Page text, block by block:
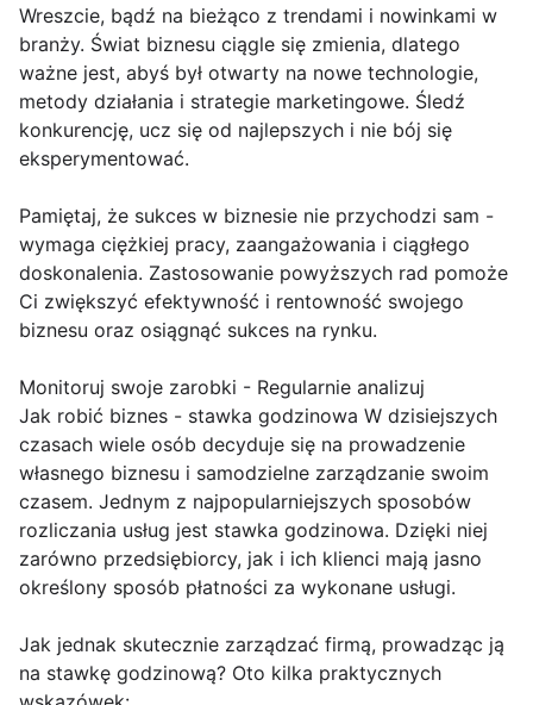
Wreszcie, bądź na bieżąco z trendami i nowinkami w
branży. Świat biznesu ciągle się zmienia, dlatego
ważne jest, abyś był otwarty na nowe technologie,
metody działania i strategie marketingowe. Śledź
konkurencję, ucz się od najlepszych i nie bój się
eksperymentować.
Pamiętaj, że sukces w biznesie nie przychodzi sam -
wymaga ciężkiej pracy, zaangażowania i ciągłego
doskonalenia. Zastosowanie powyższych rad pomoże
Ci zwiększyć efektywność i rentowność swojego
biznesu oraz osiągnąć sukces na rynku.
Monitoruj swoje zarobki - Regularnie analizuj
Jak robić biznes - stawka godzinowa W dzisiejszych
czasach wiele osób decyduje się na prowadzenie
własnego biznesu i samodzielne zarządzanie swoim
czasem. Jednym z najpopularniejszych sposobów
rozliczania usług jest stawka godzinowa. Dzięki niej
zarówno przedsiębiorcy, jak i ich klienci mają jasno
określony sposób płatności za wykonane usługi.
Jak jednak skutecznie zarządzać firmą, prowadząc ją
na stawkę godzinową? Oto kilka praktycznych